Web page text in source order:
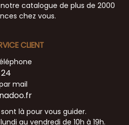
catalogue de plus de 2000
chez vous.
CLIENT
mail
là pour vous guider.
au vendredi de 10h à 19h.